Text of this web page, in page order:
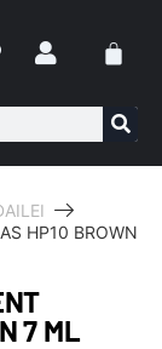
HP10 BROWN
7 ML